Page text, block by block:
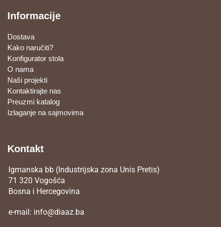
Informacije
Dostava
Kako naručiti?
Konfigurator stola
O nama
Naši projekti
Kontaktirajte nas
Preuzmi katalog
Izlaganje na sajmovima
Kontakt
Igmanska bb (Industrijska zona Unis Pretis)
71 320 Vogošća
Bosna i Hercegovina
e-mail: info@diaaz.ba